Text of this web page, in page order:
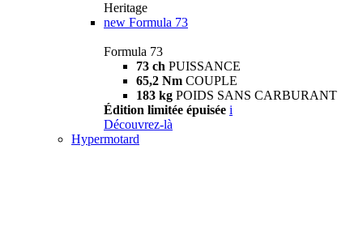
Heritage
new Formula 73
Formula 73
73 ch PUISSANCE
65,2 Nm COUPLE
183 kg POIDS SANS CARBURANT
Édition limitée épuisée i
Découvrez-là
Hypermotard